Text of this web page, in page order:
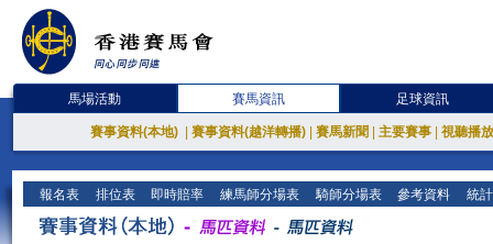
馬場活動 賽馬資訊 足球資訊
賽事資料(本地) 賽事資料(越洋轉播) 賽馬新聞 主要賽事 視聽播
報名表 排位表 即時賠率 練馬師分場表 騎師分場表 參考資料 統